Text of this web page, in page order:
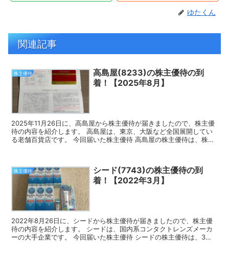
ゆたくん
関連記事
株主優待
高島屋(8233)の株主優待の到
着！【2025年8月】
2025年11月26日に、高島屋から株主優待が届きましたので、株主優
待の内容を紹介します。 高島屋は、東京、大阪など全国展開してい
る老舗百貨店です。 今回届いた株主優待 高島屋の株主優待は、株主
株主優待
シード(7743)の株主優待の到
着！【2022年3月】
2022年8月26日に、シードから株主優待が届きましたので、株主優
待の内容を紹介します。 シードは、国内系コンタクトレンズメーカ
ーの大手企業です。 今回届いた株主優待 シードの株主優待は、3つ